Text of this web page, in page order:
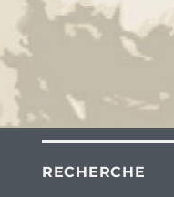
RECHERCHE